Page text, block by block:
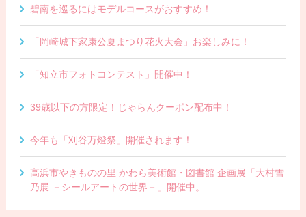
碧南を巡るにはモデルコースがおすすめ！
「岡崎城下家康公夏まつり花火大会」お楽しみに！
「知立市フォトコンテスト」開催中！
39歳以下の方限定！じゃらんクーポン配布中！
今年も「刈谷万燈祭」開催されます！
高浜市やきものの里 かわら美術館・図書館 企画展「大村雪
乃展 －シールアートの世界－」開催中。